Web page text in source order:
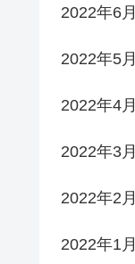
2022年6月
2022年5月
2022年4月
2022年3月
2022年2月
2022年1月